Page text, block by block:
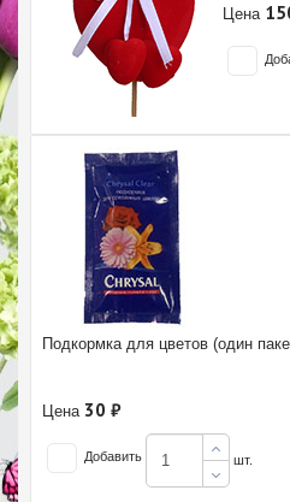
Цена
Подкормка для цветов (один
Цена 30 ₽
Добавить шт.